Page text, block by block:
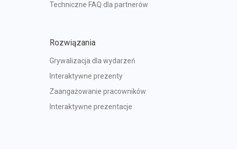
Techniczne FAQ dla partnerów
Rozwiązania
Grywalizacja dla wydarzeń
Interaktywne prezenty
Zaangażowanie pracowników
Interaktywne prezentacje